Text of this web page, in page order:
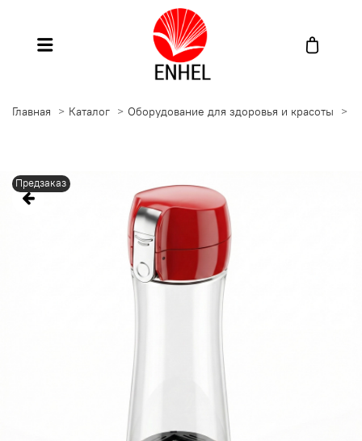
Главная Каталог Оборудование для здоровья и красоты
Предзаказ